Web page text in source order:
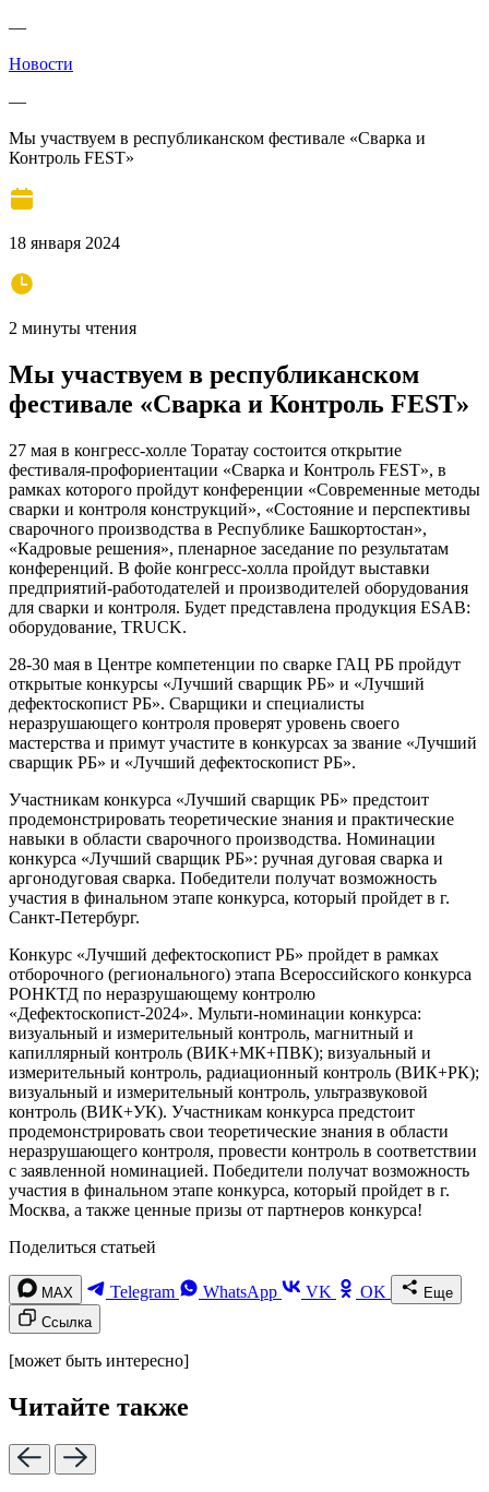
—
Новости
—
Мы участвуем в республиканском фестивале «Сварка и
Контроль FEST»
18 января 2024
2 минуты чтения
Мы участвуем в республиканском
фестивале «Сварка и Контроль FEST»
27 мая в конгресс-холле Торатау состоится открытие
фестиваля-профориентации «Сварка и Контроль FEST», в
рамках которого пройдут конференции «Современные методы
сварки и контроля конструкций», «Состояние и перспективы
сварочного производства в Республике Башкортостан»,
«Кадровые решения», пленарное заседание по результатам
конференций. В фойе конгресс-холла пройдут выставки
предприятий-работодателей и производителей оборудования
для сварки и контроля. Будет представлена продукция ESAB:
оборудование, TRUCK.
28-30 мая в Центре компетенции по сварке ГАЦ РБ пройдут
открытые конкурсы «Лучший сварщик РБ» и «Лучший
дефектоскопист РБ». Сварщики и специалисты
неразрушающего контроля проверят уровень своего
мастерства и примут участите в конкурсах за звание «Лучший
сварщик РБ» и «Лучший дефектоскопист РБ».
Участникам конкурса «Лучший сварщик РБ» предстоит
продемонстрировать теоретические знания и практические
навыки в области сварочного производства. Номинации
конкурса «Лучший сварщик РБ»: ручная дуговая сварка и
аргонодуговая сварка. Победители получат возможность
участия в финальном этапе конкурса, который пройдет в г.
Санкт-Петербург.
Конкурс «Лучший дефектоскопист РБ» пройдет в рамках
отборочного (регионального) этапа Всероссийского конкурса
РОНКТД по неразрушающему контролю
«Дефектоскопист-2024». Мульти-номинации конкурса:
визуальный и измерительный контроль, магнитный и
капиллярный контроль (ВИК+МК+ПВК); визуальный и
измерительный контроль, радиационный контроль (ВИК+РК);
визуальный и измерительный контроль, ультразвуковой
контроль (ВИК+УК). Участникам конкурса предстоит
продемонстрировать свои теоретические знания в области
неразрушающего контроля, провести контроль в соответствии
с заявленной номинацией. Победители получат возможность
участия в финальном этапе конкурса, который пройдет в г.
Москва, а также ценные призы от партнеров конкурса!
Поделиться статьей
MAX Telegram WhatsApp VK OK
Еще
Ссылка
[может быть интересно]
Читайте также